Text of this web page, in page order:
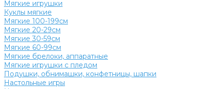
Мягкие игрушки
Куклы мягкие
Мягкие 100-199см
Мягкие 20-29см
Мягкие 30-59см
Мягкие 60-99см
Мягкие брелоки, аппаратные
Мягкие игрушки с пледом
Подушки, обнимашки, конфетницы, шапки
Настольные игры